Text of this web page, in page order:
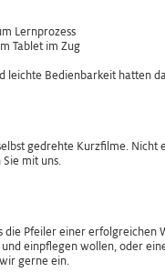
Lernprozess
Tablet im Zug
leichte Bedienbarkeit hatten
gedrehte Kurzfilme. Nicht
mit uns.
Pfeiler einer erfolgreichen
einpflegen wollen, oder
gerne ein.